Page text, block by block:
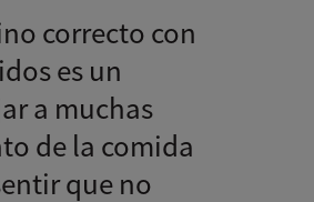
correcto con
es un
a muchas
de la comida
que no